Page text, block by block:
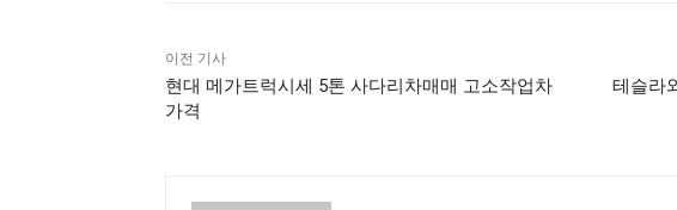
이전 기사
현대 메가트럭시세 5톤 사다리차매매 고소작업차
가격
테슬라